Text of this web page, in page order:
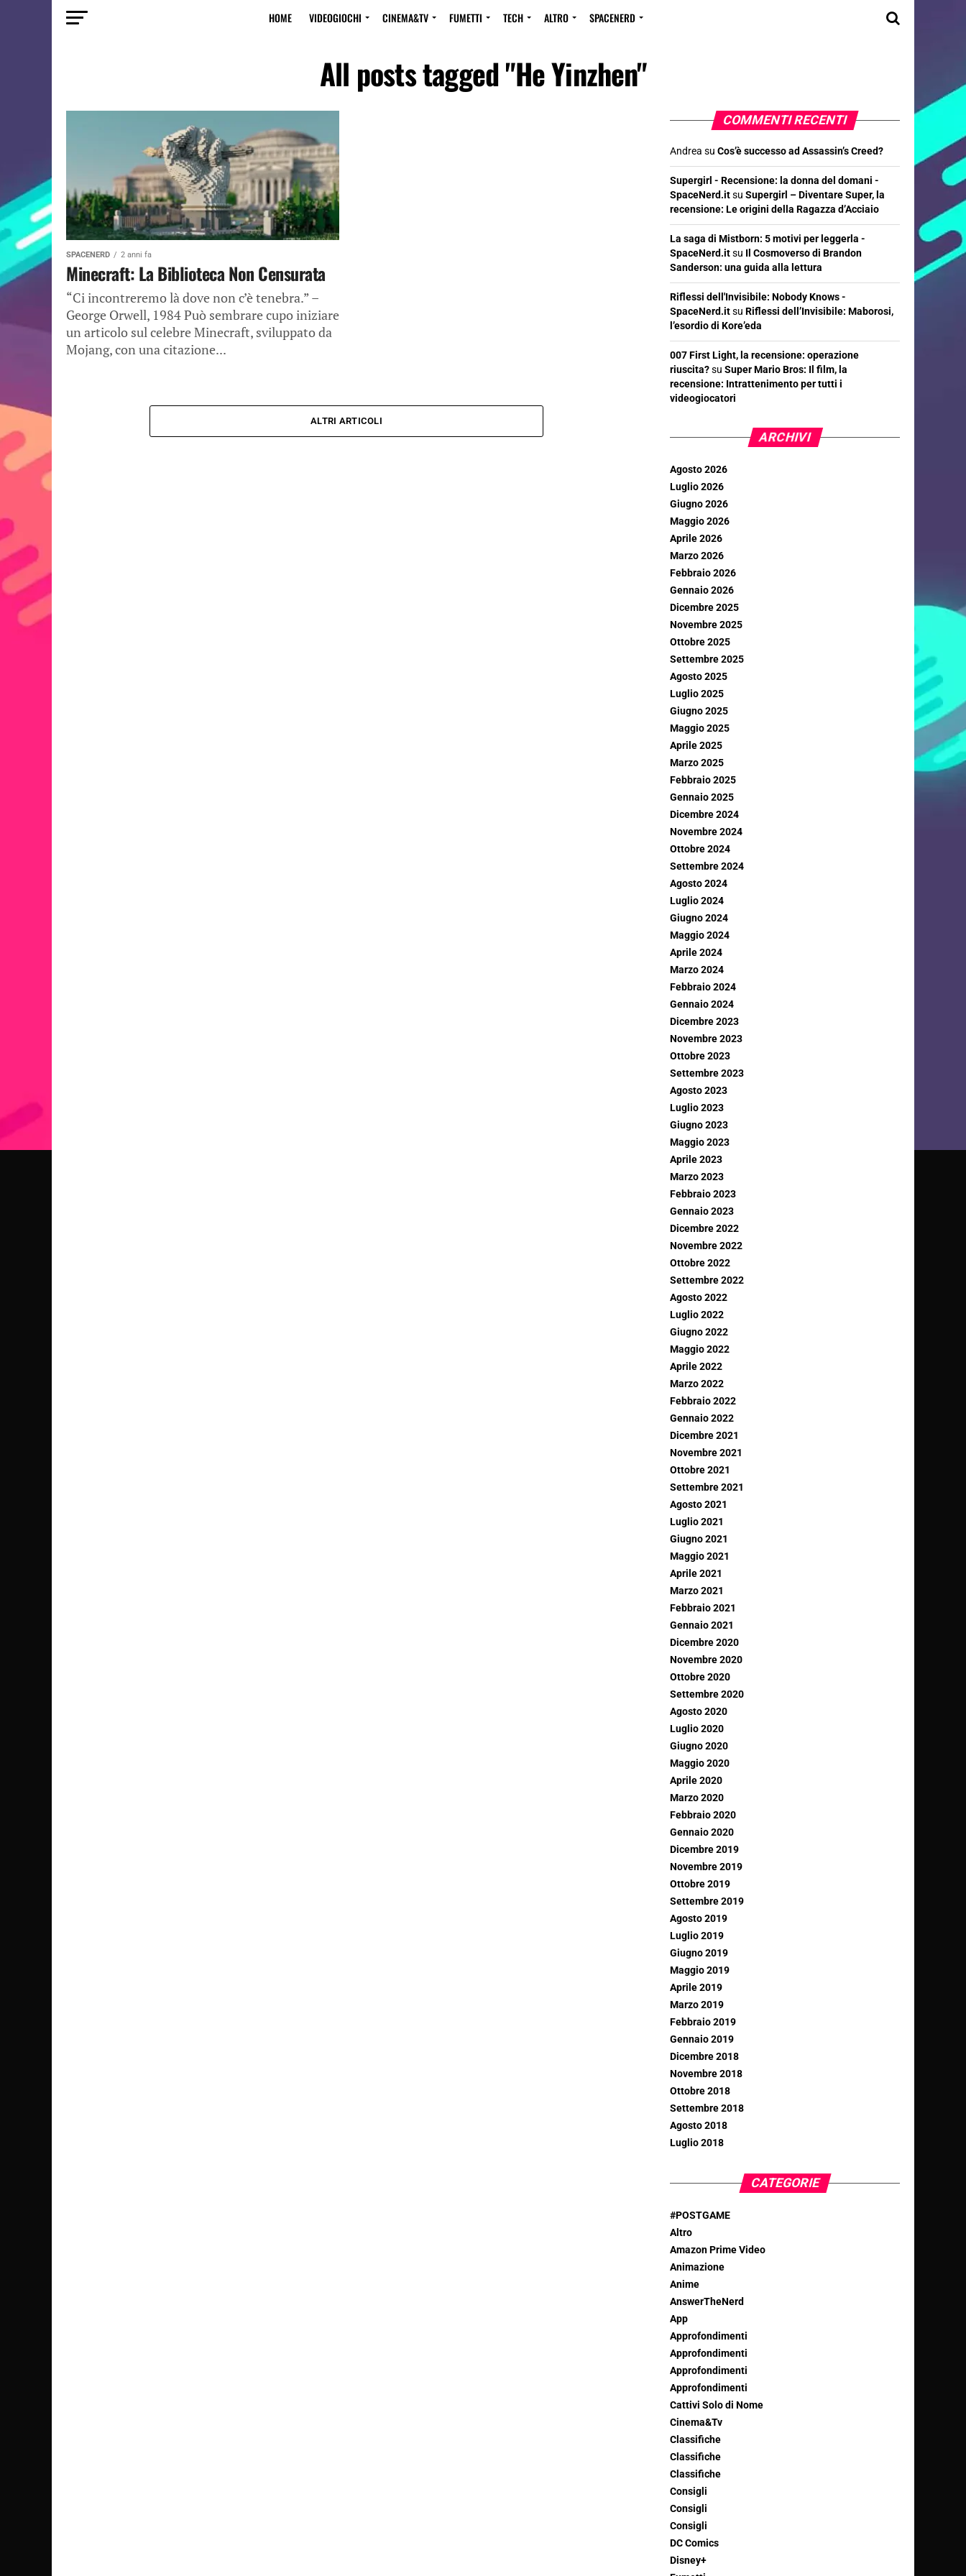
HOME VIDEOGIOCHI CINEMA&TV FUMETTI TECH ALTRO SPACENERD
All posts tagged "He Yinzhen"
SPACENERD 2 anni fa
Minecraft: La Biblioteca Non Censurata
“Ci incontreremo là dove non c’è tenebra.” –
George Orwell, 1984 Può sembrare cupo iniziare
un articolo sul celebre Minecraft, sviluppato da
Mojang, con una citazione...
ALTRI ARTICOLI
COMMENTI RECENTI
Andrea su Cos’è successo ad Assassin’s Creed?
Supergirl - Recensione: la donna del domani -
SpaceNerd.itsu Supergirl – Diventare Super, la
recensione: Le origini della Ragazza d’Acciaio
La saga di Mistborn: 5 motivi per leggerla -
SpaceNerd.itsu Il Cosmoverso di Brandon
Sanderson: una guida alla lettura
Riflessi dell'Invisibile: Nobody Knows -
SpaceNerd.itsu Riflessi dell’Invisibile: Maborosi,
l’esordio di Kore’eda
007 First Light, la recensione: operazione
riuscita?su Super Mario Bros: Il film, la
recensione: Intrattenimento per tutti i
videogiocatori
ARCHIVI
Agosto 2026
Luglio 2026
Giugno 2026
Maggio 2026
Aprile 2026
Marzo 2026
Febbraio 2026
Gennaio 2026
Dicembre 2025
Novembre 2025
Ottobre 2025
Settembre 2025
Agosto 2025
Luglio 2025
Giugno 2025
Maggio 2025
Aprile 2025
Marzo 2025
Febbraio 2025
Gennaio 2025
Dicembre 2024
Novembre 2024
Ottobre 2024
Settembre 2024
Agosto 2024
Luglio 2024
Giugno 2024
Maggio 2024
Aprile 2024
Marzo 2024
Febbraio 2024
Gennaio 2024
Dicembre 2023
Novembre 2023
Ottobre 2023
Settembre 2023
Agosto 2023
Luglio 2023
Giugno 2023
Maggio 2023
Aprile 2023
Marzo 2023
Febbraio 2023
Gennaio 2023
Dicembre 2022
Novembre 2022
Ottobre 2022
Settembre 2022
Agosto 2022
Luglio 2022
Giugno 2022
Maggio 2022
Aprile 2022
Marzo 2022
Febbraio 2022
Gennaio 2022
Dicembre 2021
Novembre 2021
Ottobre 2021
Settembre 2021
Agosto 2021
Luglio 2021
Giugno 2021
Maggio 2021
Aprile 2021
Marzo 2021
Febbraio 2021
Gennaio 2021
Dicembre 2020
Novembre 2020
Ottobre 2020
Settembre 2020
Agosto 2020
Luglio 2020
Giugno 2020
Maggio 2020
Aprile 2020
Marzo 2020
Febbraio 2020
Gennaio 2020
Dicembre 2019
Novembre 2019
Ottobre 2019
Settembre 2019
Agosto 2019
Luglio 2019
Giugno 2019
Maggio 2019
Aprile 2019
Marzo 2019
Febbraio 2019
Gennaio 2019
Dicembre 2018
Novembre 2018
Ottobre 2018
Settembre 2018
Agosto 2018
Luglio 2018
CATEGORIE
#POSTGAME
Altro
Amazon Prime Video
Animazione
Anime
AnswerTheNerd
App
Approfondimenti
Approfondimenti
Approfondimenti
Approfondimenti
Cattivi Solo di Nome
Cinema&Tv
Classifiche
Classifiche
Classifiche
Consigli
Consigli
Consigli
DC Comics
Disney+